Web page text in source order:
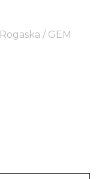
Rogaska / GEM